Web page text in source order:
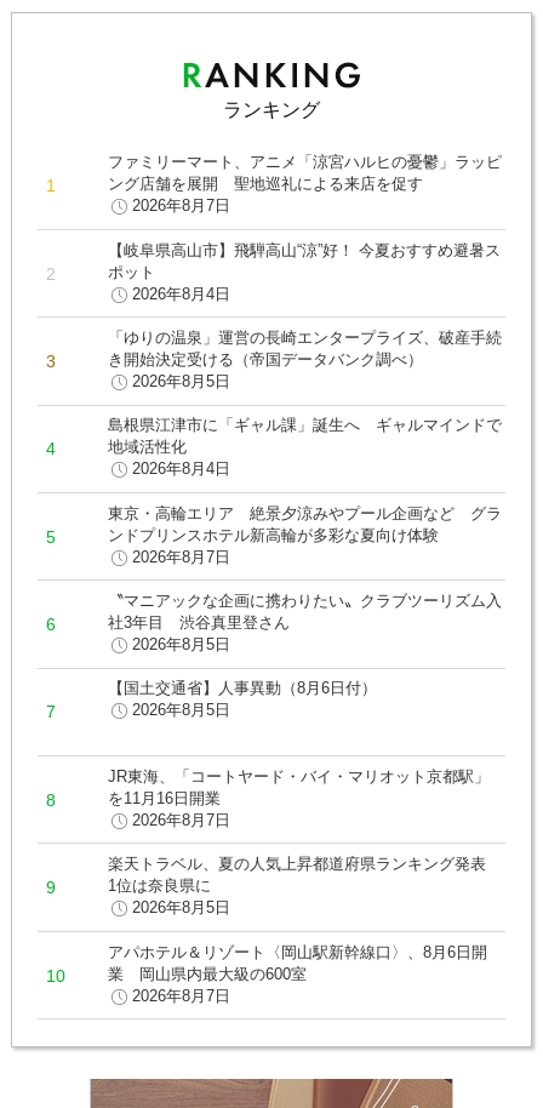
ランキング
ファミリーマート、アニメ「涼宮ハルヒの憂鬱」ラッピ
ング店舗を展開 聖地巡礼による来店を促す
2026年8月7日
【岐阜県高山市】飛騨高山“涼”好！ 今夏おすすめ避暑ス
ポット
2026年8月4日
「ゆりの温泉」運営の長崎エンタープライズ、破産手続
き開始決定受ける（帝国データバンク調べ）
2026年8月5日
島根県江津市に「ギャル課」誕生へ ギャルマインドで
地域活性化
2026年8月4日
東京・高輪エリア 絶景夕涼みやプール企画など グラ
ンドプリンスホテル新高輪が多彩な夏向け体験
2026年8月7日
〝マニアックな企画に携わりたい〟クラブツーリズム入
社3年目 渋谷真里登さん
2026年8月5日
【国土交通省】人事異動（8月6日付）
2026年8月5日
JR東海、「コートヤード・バイ・マリオット京都駅」
を11月16日開業
2026年8月7日
楽天トラベル、夏の人気上昇都道府県ランキング発表
1位は奈良県に
2026年8月5日
アパホテル＆リゾート〈岡山駅新幹線口〉、8月6日開
業 岡山県内最大級の600室
2026年8月7日